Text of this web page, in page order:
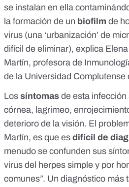
se instalan en ella
la formación de un biofilm de
virus (una ‘urbanización’ de
difícil de eliminar), explica
Martín, profesora de
de la Universidad Complutense
Los síntomas de esta
córnea, lagrimeo,
deterioro de la visión. El
Martín, es que es difícil de
menudo se confunden sus
virus del herpes simple y por
comunes”. Un diagnóstico más